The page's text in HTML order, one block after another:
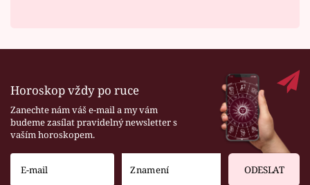
Horoskop vždy po ruce
Zanechte nám váš e-mail a my vám
budeme zasílat pravidelný newsletter s
vaším horoskopem.
ODESLAT